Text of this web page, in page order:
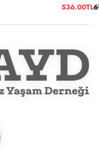
İndirimli
536.00TL